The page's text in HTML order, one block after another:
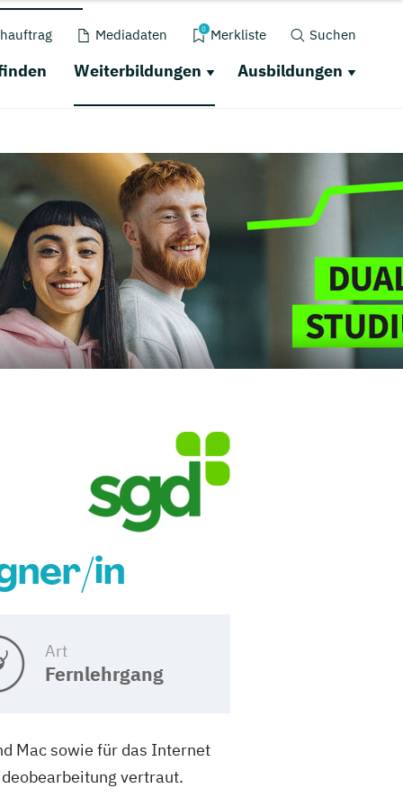
Mediadaten 0 Merkliste Suchen
Weiterbildungen Ausbildungen
in
Art
Fernlehrgang
Mac sowie für das Internet
vertraut.